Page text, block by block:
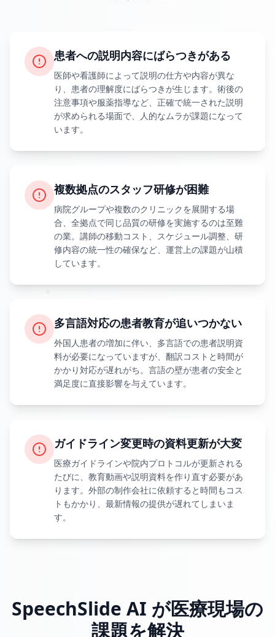
患者への説明内容にばらつきがある
医師や看護師によって説明の仕方や内容が異な
り、患者の理解度にばらつきが生じます。術後の
注意事項や服薬指導など、正確で統一された説明
が求められる場面で、人的なムラが課題になって
います。
複数拠点のスタッフ研修が困難
病院グループや複数のクリニックを展開する場
合、全拠点で同じ品質の研修を実施するのは至難
の業。講師の移動コスト、スケジュール調整、研
修内容の統一性の確保など、運営上の課題が山積
しています。
多言語対応の患者教育が追いつかない
外国人患者の増加に伴い、多言語での患者説明資
料が必要になっていますが、翻訳コストと時間が
かかり対応が遅れがち。言語の壁が患者の安全と
満足度に直接影響を与えています。
ガイドライン変更時の資料更新が大変
医療ガイドラインや院内プロトコルが更新される
たびに、教育動画や説明資料を作り直す必要があ
ります。外部の制作会社に依頼すると時間もコス
トもかかり、最新情報の提供が遅れてしまいま
す。
SpeechSlide AI が医療現場の
課題を解決